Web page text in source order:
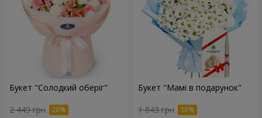
Букет "Солодкий оберіг"
2 449 грн
Букет "Мамі в подарунок"
1 843 грн